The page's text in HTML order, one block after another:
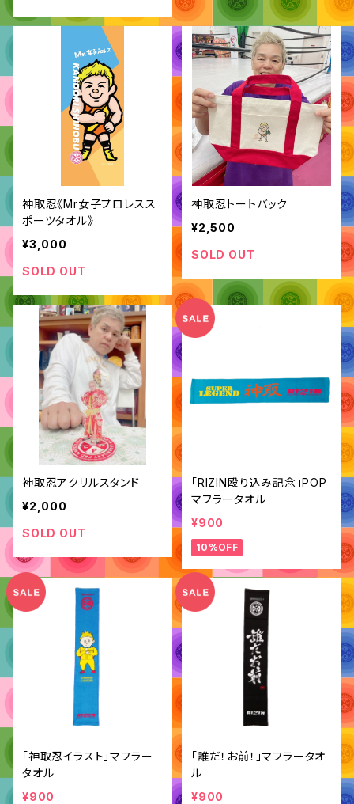
神取忍《Mr女子プロレスス
ポーツタオル》
¥3,000
SOLD OUT
神取忍トートバック
¥2,500
SOLD OUT
神取忍アクリルスタンド
¥2,000
SOLD OUT
「RIZIN殴り込み記念」POP
マフラータオル
¥900
10%OFF
「神取忍イラスト」マフラー
タオル
¥900
「誰だ！お前！」マフラータオ
ル
¥900